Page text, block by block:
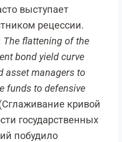
выступает
рецессии.
The flattening of the
bond yield curve
asset managers to
funds to defensive
кривой
государственных
побудило